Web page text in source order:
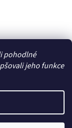
pohodlné
jeho funkce